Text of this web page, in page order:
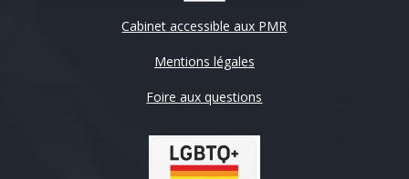
Cabinet accessible aux PMR
Mentions légales
Foire aux questions